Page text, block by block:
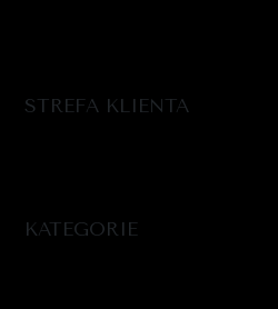
STREFA KLIENTA
KATEGORIE